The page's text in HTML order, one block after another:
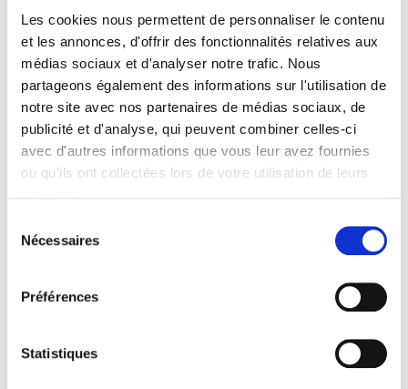
Les cookies nous permettent de personnaliser le contenu
et les annonces, d'offrir des fonctionnalités relatives aux
médias sociaux et d'analyser notre trafic. Nous
partageons également des informations sur l'utilisation de
notre site avec nos partenaires de médias sociaux, de
publicité et d'analyse, qui peuvent combiner celles-ci
avec d'autres informations que vous leur avez fournies
ou qu'ils ont collectées lors de votre utilisation de leurs
Nécessaires
Préférences
Statistiques
Subject Scheme Identifier Code
Thema subject category: Politics and government
Related titles
La ville verte au pied du mur
Parents en quête de droits